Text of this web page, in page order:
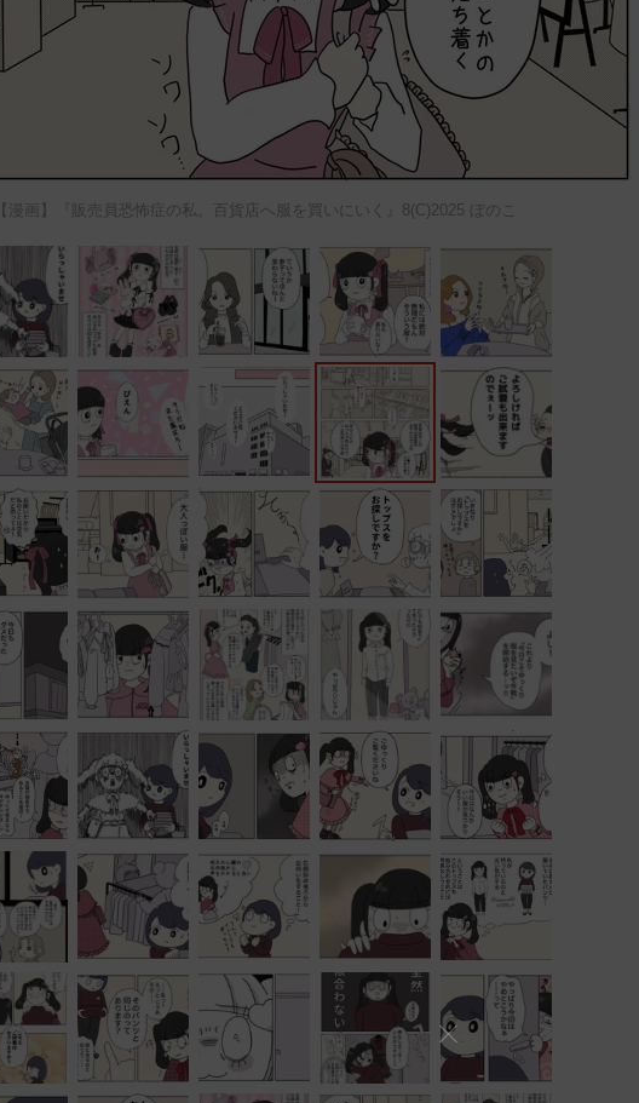
【漫画】『販売員恐怖症の私。百貨店へ服を買いにいく』8(C)2025 ぼのこ